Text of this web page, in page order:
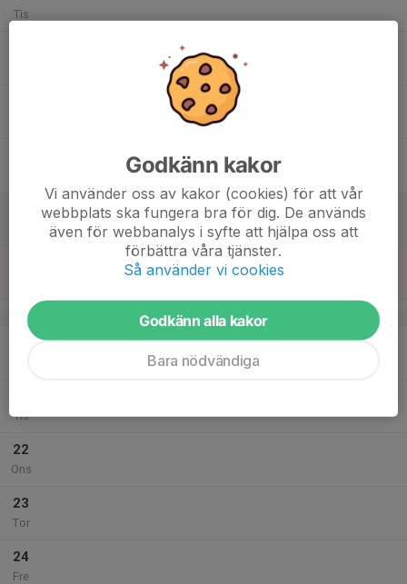
Tis
08:00
16:00
Gölingstorps Marknad
Gölingstorp
v.17
Tis
22
Ons
23
Tor
24
Fre
Godkänn kakor
Vi använder oss av kakor (cookies) för att vår
webbplats ska fungera bra för dig. De används
även för webbanalys i syfte att hjälpa oss att
förbättra våra tjänster.
Så använder vi cookies
Godkänn alla kakor
Bara nödvändiga